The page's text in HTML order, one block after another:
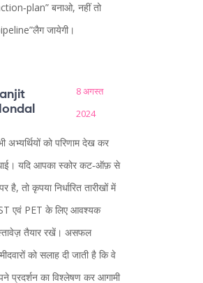
बनाओ, नहीं तो
जायेगी।
8 अगस्त
2024
अभ्यर्थियों को परिणाम देख कर
यदि आपका स्कोर कट‑ऑफ़ से
है, तो कृपया निर्धारित तारीखों में
एवं PET के लिए आवश्यक
तैयार रखें। असफल
को सलाह दी जाती है कि वे
प्रदर्शन का विश्लेषण कर आगामी